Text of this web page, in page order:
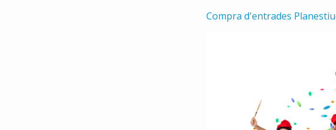
Compra d'entrades